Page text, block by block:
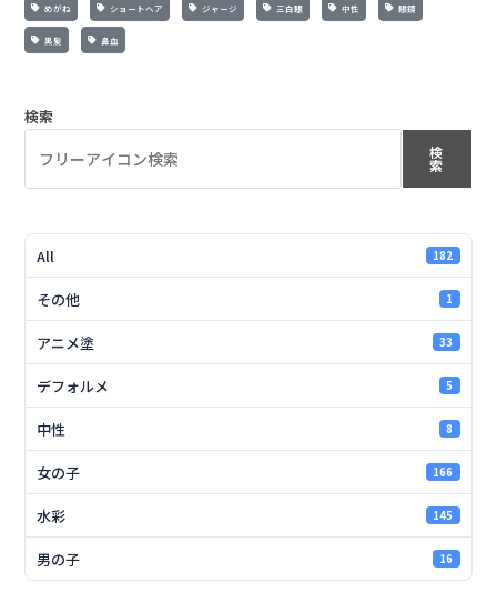
めがね ショートヘア ジャージ 三白眼 中性 眼鏡
黒髪 鼻血
検索
検
索
All 182
その他 1
アニメ塗 33
デフォルメ 5
中性 8
女の子 166
水彩 145
男の子 16